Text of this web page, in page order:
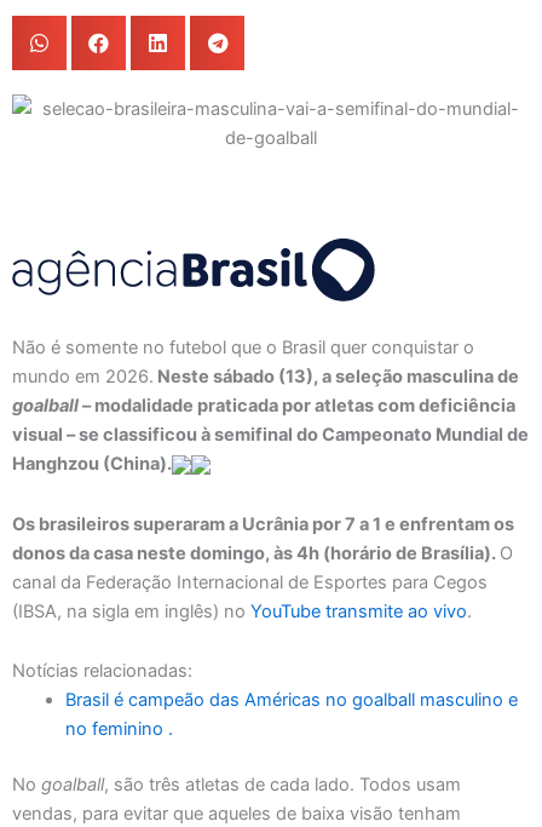
Não é somente no futebol que o Brasil quer conquistar o
mundo em 2026. Neste sábado (13), a seleção masculina de
goalball– modalidade praticada por atletas com deficiência
visual – se classificou à semifinal do Campeonato Mundial de
Hanghzou (China).
Os brasileiros superaram a Ucrânia por 7 a 1 e enfrentam os
donos da casa neste domingo, às 4h (horário de Brasília). O
canal da Federação Internacional de Esportes para Cegos
(IBSA, na sigla em inglês) no YouTube transmite ao vivo.
Notícias relacionadas:
Brasil é campeão das Américas no goalball masculino e
no feminino .
No goalball, são três atletas de cada lado. Todos usam
vendas, para evitar que aqueles de baixa visão tenham